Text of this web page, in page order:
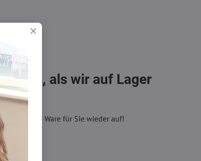
als wir auf Lager
füllen die Ware für Sie wieder auf!